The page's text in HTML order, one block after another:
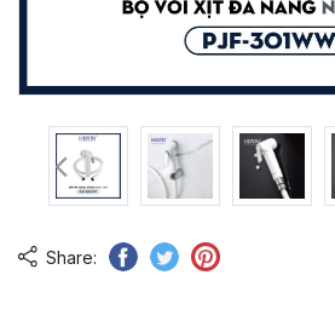
Share: